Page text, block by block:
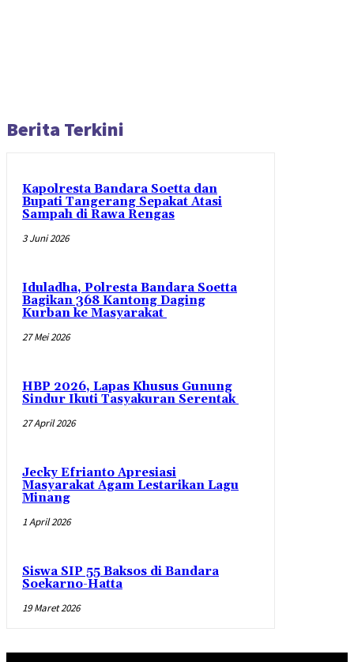
Berita Terkini
Kapolresta Bandara Soetta dan
Bupati Tangerang Sepakat Atasi
Sampah di Rawa Rengas
3 Juni 2026
Iduladha, Polresta Bandara Soetta
Bagikan 368 Kantong Daging
Kurban ke Masyarakat
27 Mei 2026
HBP 2026, Lapas Khusus Gunung
Sindur Ikuti Tasyakuran Serentak
27 April 2026
Jecky Efrianto Apresiasi
Masyarakat Agam Lestarikan Lagu
Minang
1 April 2026
Siswa SIP 55 Baksos di Bandara
Soekarno-Hatta
19 Maret 2026